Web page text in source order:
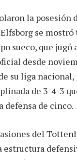
la posesión
se mostró
sueco, que jugó
desde
su liga nacional,
de 3-4-3
defensa de cinco.
del
estructura